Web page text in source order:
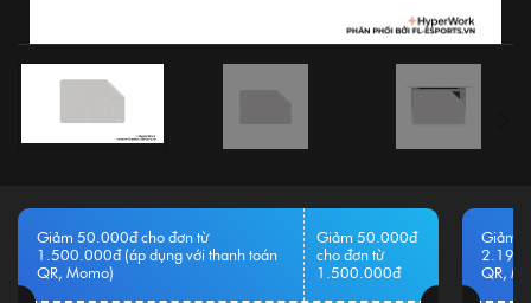
Giảm 50.000đ cho đơn từ
1.500.000đ (áp dụng với thanh toán
QR, Momo)
Giảm 50.000đ
cho đơn từ
1.500.000đ
Giảm
QR,